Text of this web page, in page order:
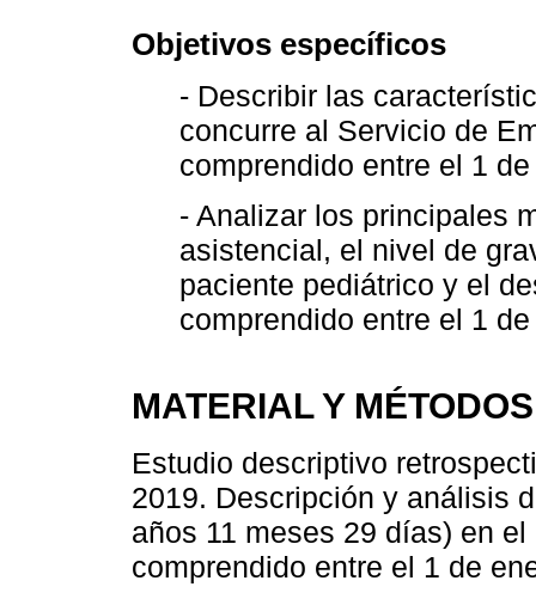
Objetivos específicos
- Describir las
concurre al Servicio de
comprendido entre el 1
- Analizar los principales
asistencial, el nivel de
paciente pediátrico y el
comprendido entre el 1
MATERIAL Y MÉTODOS
Estudio descriptivo
2019. Descripción y análisis
años 11 meses 29 días) en
comprendido entre el 1 de